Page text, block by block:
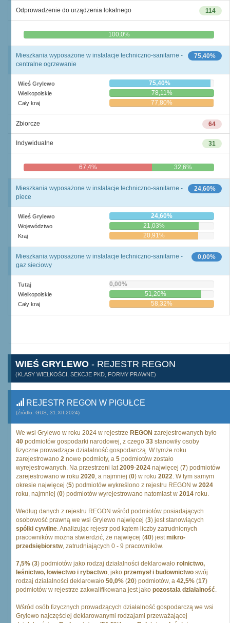
114
Odprowadzenie do urządzenia lokalnego
0,0% 100,0%
75,40%
Mieszkania wyposażone w instalacje techniczno-sanitarne -
centralne ogrzewanie
Wieś Grylewo 75,40%
Wielkopolskie 78,11%
Cały kraj 77,80%
64
Zbiorcze
31
Indywidualne
67,4% 32,6%
24,60%
Mieszkania wyposażone w instalacje techniczno-sanitarne -
piece
Wieś Grylewo 24,60%
Województwo 21,03%
Kraj 20,91%
0,00%
Mieszkania wyposażone w instalacje techniczno-sanitarne -
gaz sieciowy
Tutaj 0,00%
Wielkopolskie 51,20%
Cały kraj 58,32%
WIEŚ GRYLEWO - REJESTR REGON
(KLASY WIELKOŚCI, SEKCJE PKD, FORMY PRAWNE)
REJESTR REGON W PIGUŁCE
(Źródło: GUS, 31.XII.2024)
We wsi Grylewo w roku 2024 w rejestrze REGON zarejestrowanych było
40 podmiotów gospodarki narodowej, z czego 33 stanowiły osoby
fizyczne prowadzące działalność gospodarczą. W tymże roku
zarejestrowano 2 nowe podmioty, a 5 podmiotów zostało
wyrejestrowanych. Na przestrzeni lat2009-2024 najwięcej (7) podmiotów
zarejestrowano w roku 2020, a najmniej (0) w roku 2022. W tym samym
okresie najwięcej (5) podmiotów wykreślono z rejestru REGON w 2024
roku, najmniej (0) podmiotów wyrejestrowano natomiast w 2014 roku.
Według danych z rejestru REGON wśród podmiotów posiadających
osobowość prawną we wsi Grylewo najwięcej (3) jest stanowiących
spólki cywilne. Analizując rejestr pod kątem liczby zatrudnionych
pracowników można stwierdzić, że najwięcej (40) jestmikro-
przedsiębiorstw, zatrudniających 0 - 9 pracowników.
7,5% (3) podmiotów jako rodzaj działalności deklarowało rolnictwo,
leśnictwo, łowiectwo i rybactwo, jako przemysł i budownictwo swój
rodzaj działalności deklarowało 50,0% (20) podmiotów, a 42,5% (17)
podmiotów w rejestrze zakwalifikowana jest jako pozostała działalność.
Wśród osób fizycznych prowadzących działalność gospodarczą we wsi
Grylewo najczęściej deklarowanymi rodzajami przeważającej